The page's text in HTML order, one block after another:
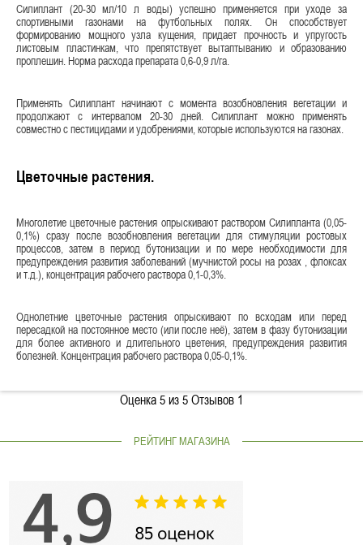
Силиплант (20-30 мл/10 л воды) успешно применяется при уходе за
спортивными газонами на футбольных полях. Он способствует
формированию мощного узла кущения, придает прочность и упругость
листовым пластинкам, что препятствует вытаптыванию и образованию
проплешин. Норма расхода препарата 0,6-0,9 л/га.
Применять Силиплант начинают с момента возобновления вегетации и
продолжают с интервалом 20-30 дней. Силиплант можно применять
совместно с пестицидами и удобрениями, которые используются на газонах.
Цветочные растения.
Многолетие цветочные растения опрыскивают раствором Силипланта (0,05-
0,1%) сразу после возобновления вегетации для стимуляции ростовых
процессов, затем в период бутонизации и по мере необходимости для
предупреждения развития заболеваний (мучнистой росы на розах , флоксах
и т.д.), концентрация рабочего раствора 0,1-0,3%.
Однолетние цветочные растения опрыскивают по всходам или перед
пересадкой на постоянное место (или после неё), затем в фазу бутонизации
для более активного и длительного цветения, предупреждения развития
болезней. Концентрация рабочего раствора 0,05-0,1%.
Оценка5из 5 Отзывов 1
РЕЙТИНГ МАГАЗИНА